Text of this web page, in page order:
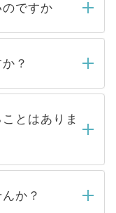
ですか
社担当者がご
ールもしくは
はご連絡をせて
お待ちくださ
？
ている求人の
らご覧いただ
非公開求人は
は公開してい
のある医療機
とはありま
一切ありませ
定をいただい
か？